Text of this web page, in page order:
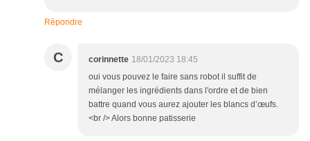
Répondre
C corinnette 18/01/2023 18:45
oui vous pouvez le faire sans robot il suffit de
mélanger les ingrédients dans l'ordre et de bien
battre quand vous aurez ajouter les blancs d’œufs.
<br /> Alors bonne patisserie